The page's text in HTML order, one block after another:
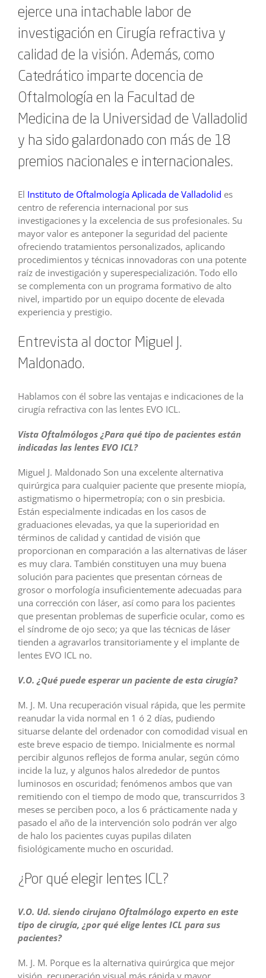
ejerce una intachable labor de
investigación en Cirugía refractiva y
calidad de la visión. Además, como
Catedrático imparte docencia de
Oftalmología en la Facultad de
Medicina de la Universidad de Valladolid
y ha sido galardonado con más de 18
premios nacionales e internacionales.
El Instituto de Oftalmología Aplicada de Valladolid es
centro de referencia internacional por sus
investigaciones y la excelencia de sus profesionales. Su
mayor valor es anteponer la seguridad del paciente
ofreciendo tratamientos personalizados, aplicando
procedimientos y técnicas innovadoras con una potente
raíz de investigación y superespecialización. Todo ello
se complementa con un programa formativo de alto
nivel, impartido por un equipo docente de elevada
experiencia y prestigio.
Entrevista al doctor Miguel J.
Maldonado.
Hablamos con él sobre las ventajas e indicaciones de la
cirugía refractiva con las lentes EVO ICL.
Vista Oftalmólogos ¿Para qué tipo de pacientes están
indicadas las lentes EVO ICL?
Miguel J. Maldonado Son una excelente alternativa
quirúrgica para cualquier paciente que presente miopía,
astigmatismo o hipermetropía; con o sin presbicia.
Están especialmente indicadas en los casos de
graduaciones elevadas, ya que la superioridad en
términos de calidad y cantidad de visión que
proporcionan en comparación a las alternativas de láser
es muy clara. También constituyen una muy buena
solución para pacientes que presentan córneas de
grosor o morfología insuficientemente adecuadas para
una corrección con láser, así como para los pacientes
que presentan problemas de superficie ocular, como es
el síndrome de ojo seco; ya que las técnicas de láser
tienden a agravarlos transitoriamente y el implante de
lentes EVO ICL no.
V.O. ¿Qué puede esperar un paciente de esta cirugía?
M. J. M. Una recuperación visual rápida, que les permite
reanudar la vida normal en 1 ó 2 días, pudiendo
situarse delante del ordenador con comodidad visual en
este breve espacio de tiempo. Inicialmente es normal
percibir algunos reflejos de forma anular, según cómo
incide la luz, y algunos halos alrededor de puntos
luminosos en oscuridad; fenómenos ambos que van
remitiendo con el tiempo de modo que, transcurridos 3
meses se perciben poco, a los 6 prácticamente nada y
pasado el año de la intervención solo podrán ver algo
de halo los pacientes cuyas pupilas dilaten
fisiológicamente mucho en oscuridad.
¿Por qué elegir lentes ICL?
V.O. Ud. siendo cirujano Oftalmólogo experto en este
tipo de cirugía, ¿por qué elige lentes ICL para sus
pacientes?
M. J. M. Porque es la alternativa quirúrgica que mejor